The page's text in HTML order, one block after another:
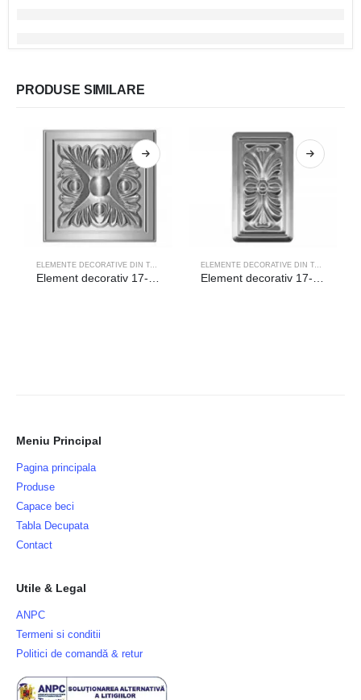
PRODUSE SIMILARE
ELEMENTE DECORATIVE DIN TABLA
Element decorativ 17-015
ELEMENTE DECORATIVE DIN TABLA
Element decorativ 17-016
Meniu Principal
Pagina principala
Produse
Capace beci
Tabla Decupata
Contact
Utile & Legal
ANPC
Termeni si conditii
Politici de comandă & retur